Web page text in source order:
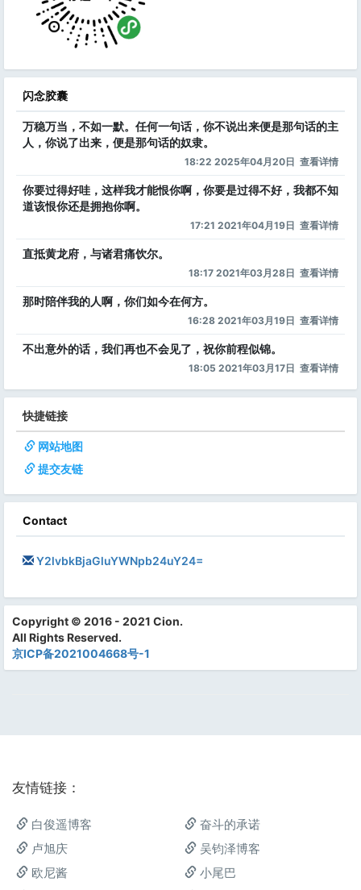
闪念胶囊
万稳万当，不如一默。任何一句话，你不说出来便是那句话的主
人，你说了出来，便是那句话的奴隶。
18:22 2025年04月20日 查看详情
你要过得好哇，这样我才能恨你啊，你要是过得不好，我都不知
道该恨你还是拥抱你啊。
17:21 2021年04月19日 查看详情
直抵黄龙府，与诸君痛饮尔。
18:17 2021年03月28日 查看详情
那时陪伴我的人啊，你们如今在何方。
16:28 2021年03月19日 查看详情
不出意外的话，我们再也不会见了，祝你前程似锦。
18:05 2021年03月17日 查看详情
快捷链接
网站地图
提交友链
Contact
Y2lvbkBjaGluYWNpb24uY24=
Copyright © 2016 - 2021 Cion.
All Rights Reserved.
京ICP备2021004668号-1
友情链接：
白俊遥博客
奋斗的承诺
卢旭庆
吴钧泽博客
欧尼酱
小尾巴